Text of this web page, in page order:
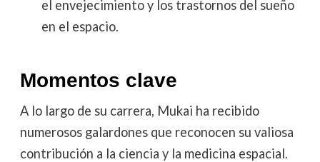
el envejecimiento y los trastornos del sueño
en el espacio.
Momentos clave
A lo largo de su carrera, Mukai ha recibido
numerosos galardones que reconocen su valiosa
contribución a la ciencia y la medicina espacial.